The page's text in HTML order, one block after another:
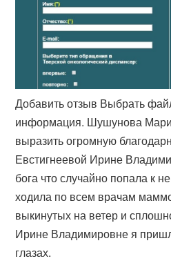
Добавить отзыв Выбрать
информация. Шушунова
выразить огромную
Евстигнеевой Ирине
бога что случайно попала к
ходила по всем врачам
выкинутых на ветер и
Ирине Владимировне я
глазах.